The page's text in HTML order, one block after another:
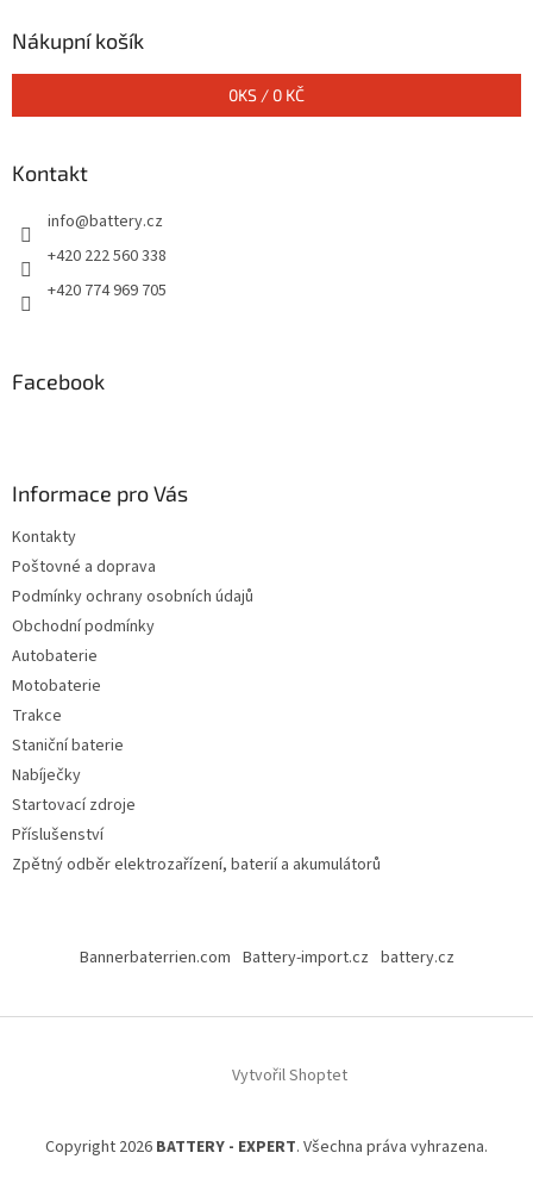
Nákupní košík
0KS / 0 KČ
Kontakt
info@battery.cz
+420 222 560 338
+420 774 969 705
Facebook
Informace pro Vás
Kontakty
Poštovné a doprava
Podmínky ochrany osobních údajů
Obchodní podmínky
Autobaterie
Motobaterie
Trakce
Staniční baterie
Nabíječky
Startovací zdroje
Příslušenství
Zpětný odběr elektrozařízení, baterií a akumulátorů
Bannerbaterrien.com Battery-import.cz battery.cz
Vytvořil Shoptet
Copyright 2026 BATTERY - EXPERT. Všechna práva vyhrazena.